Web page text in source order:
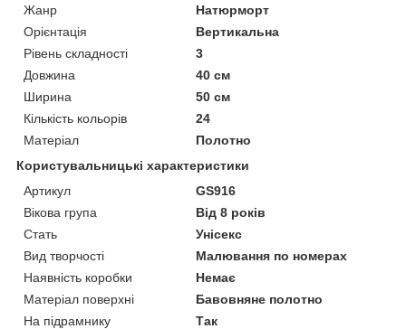
Жанр
Натюрморт
Орієнтація
Вертикальна
Рівень складності
3
Довжина
40 см
Ширина
50 см
Кількість кольорів
24
Матеріал
Полотно
Користувальницькі характеристики
Артикул
GS916
Вікова група
Від 8 років
Стать
Унісекс
Вид творчості
Малювання по номерах
Наявність коробки
Немає
Матеріал поверхні
Бавовняне полотно
На підрамнику
Так